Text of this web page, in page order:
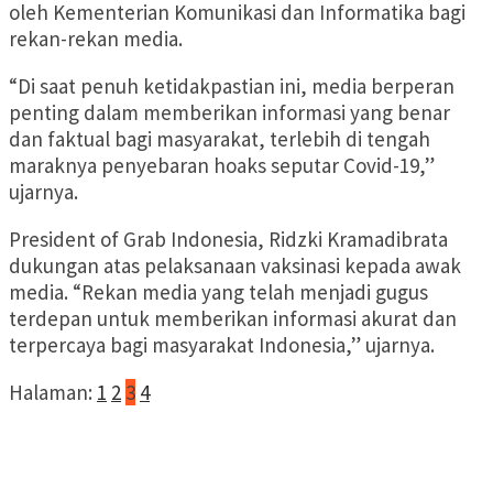
oleh Kementerian Komunikasi dan Informatika bagi
rekan-rekan media.
“Di saat penuh ketidakpastian ini, media berperan
penting dalam memberikan informasi yang benar
dan faktual bagi masyarakat, terlebih di tengah
maraknya penyebaran hoaks seputar Covid-19,”
ujarnya.
President of Grab Indonesia, Ridzki Kramadibrata
dukungan atas pelaksanaan vaksinasi kepada awak
media. “Rekan media yang telah menjadi gugus
terdepan untuk memberikan informasi akurat dan
terpercaya bagi masyarakat Indonesia,” ujarnya.
Halaman: 1 2 3 4